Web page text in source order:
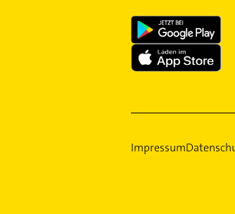
Impressum